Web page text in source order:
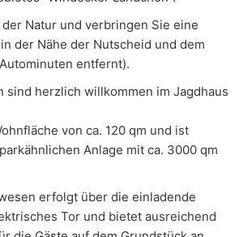
Natur und verbringen Sie eine
der Nähe der Nutscheid und dem
entfernt).
sind herzlich willkommen im Jagdhaus
von ca. 120 qm und ist
Anlage mit ca. 3000 qm
erfolgt über die einladende
Tor und bietet ausreichend